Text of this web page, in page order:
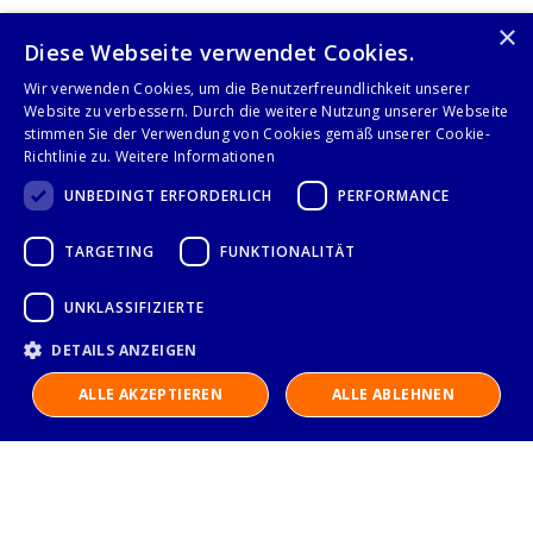
Sie lesen gerade
Weiter
Folge uns auf
IMPRESSUM
×
Diese Webseite verwendet Cookies.
Wir verwenden Cookies, um die Benutzerfreundlichkeit unserer
Website zu verbessern. Durch die weitere Nutzung unserer Webseite
stimmen Sie der Verwendung von Cookies gemäß unserer Cookie-
Richtlinie zu. Weitere Informationen
UNBEDINGT ERFORDERLICH
PERFORMANCE
TARGETING FUNKTIONALITÄT
UNKLASSIFIZIERTE
DETAILS ANZEIGEN
ALLE AKZEPTIEREN ALLE ABLEHNEN